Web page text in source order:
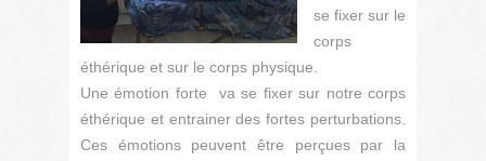
se fixer sur le
corps
éthérique et sur le corps physique.
Une émotion forte va se fixer sur notre corps
éthérique et entrainer des fortes perturbations.
Ces émotions peuvent être perçues par la